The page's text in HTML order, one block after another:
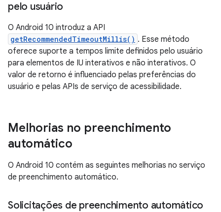
pelo usuário
O Android 10 introduz a API
getRecommendedTimeoutMillis() . Esse método
oferece suporte a tempos limite definidos pelo usuário
para elementos de IU interativos e não interativos. O
valor de retorno é influenciado pelas preferências do
usuário e pelas APIs de serviço de acessibilidade.
Melhorias no preenchimento
automático
O Android 10 contém as seguintes melhorias no serviço
de preenchimento automático.
Solicitações de preenchimento automático